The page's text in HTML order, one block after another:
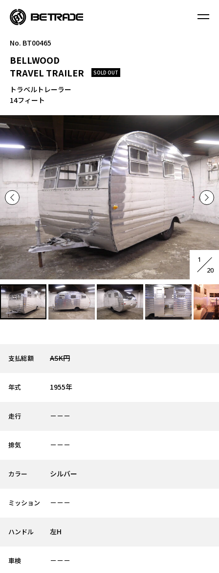
No. BT00465
BELLWOOD
TRAVEL TRAILER
SOLD OUT
トラベルトレーラー
14フィート
1
20
支払総額 ASK円
年式 1955年
走行 －－－
排気 －－－
カラー シルバー
ミッション －－－
ハンドル 左H
車検 －－－